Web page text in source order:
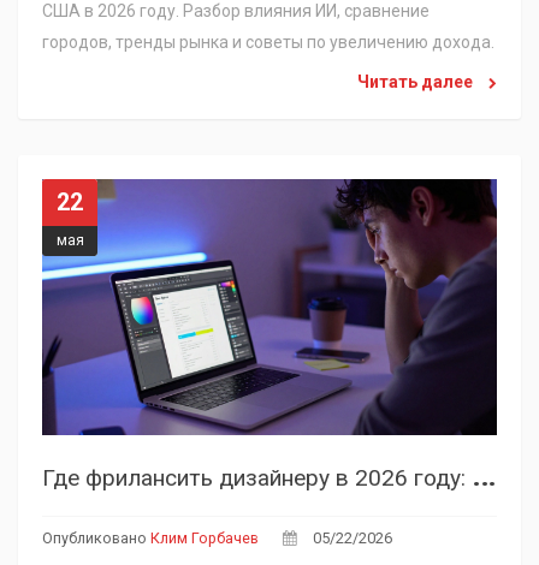
США в 2026 году. Разбор влияния ИИ, сравнение
городов, тренды рынка и советы по увеличению дохода.
Читать далее
22
мая
Г
де фрилансить дизайнеру в 2026 году: лучшие биржи и стратегии поиска заказов
Опубликовано Клим Горбачев
05/22/2026